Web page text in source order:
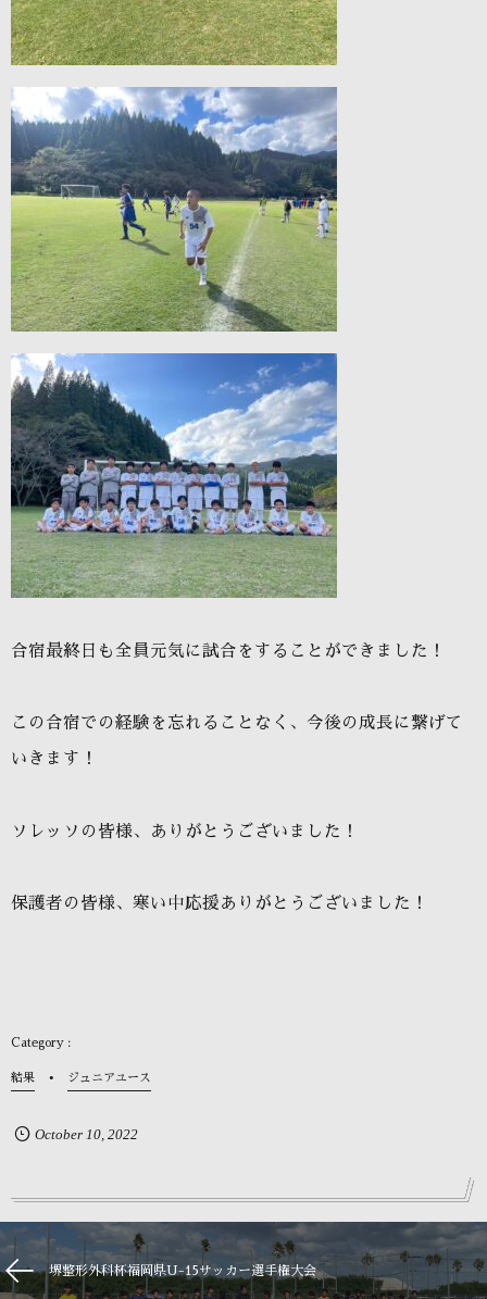
合宿最終日も全員元気に試合をすることができました！
この合宿での経験を忘れることなく、今後の成長に繋げて
いきます ！
ソレッソの皆様、ありがとうございました！
保護者の皆様、寒い中応援ありがとうございました！
結果 ジュニアユース
October 10, 2022
堺整形外科杯福岡県U-15サッカー選手権大会